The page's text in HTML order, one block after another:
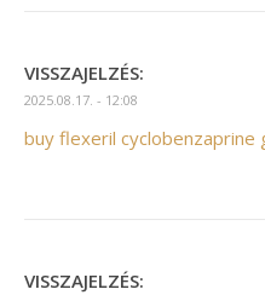
VISSZAJELZÉS:
2025.08.17. - 12:08
buy flexeril cyclobenzaprine
VISSZAJELZÉS: